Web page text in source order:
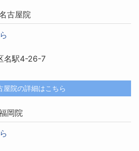
古屋院
名駅4-26-7
屋院の詳細はこちら
岡院